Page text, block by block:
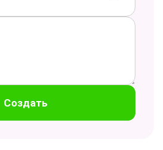
Создать